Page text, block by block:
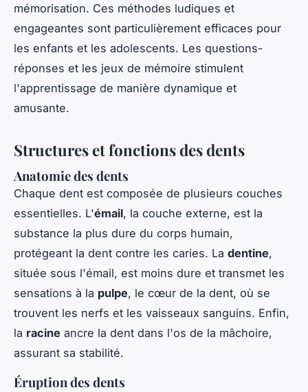
mémorisation. Ces méthodes ludiques et
engageantes sont particulièrement efficaces pour
les enfants et les adolescents. Les questions-
réponses et les jeux de mémoire stimulent
l'apprentissage de manière dynamique et
amusante.
Structures et fonctions des dents
Anatomie des dents
Chaque dent est composée de plusieurs couches
essentielles. L'émail, la couche externe, est la
substance la plus dure du corps humain,
protégeant la dent contre les caries. La dentine,
située sous l'émail, est moins dure et transmet les
sensations à la pulpe, le cœur de la dent, où se
trouvent les nerfs et les vaisseaux sanguins. Enfin,
la racine ancre la dent dans l'os de la mâchoire,
assurant sa stabilité.
Éruption des dents